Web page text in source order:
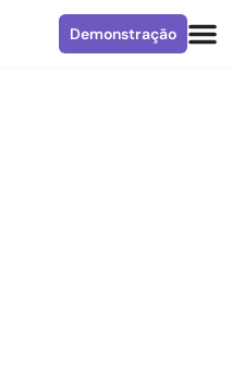
Demonstração